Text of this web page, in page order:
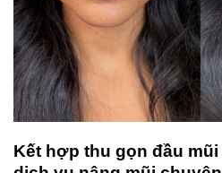
Kết hợp thu gọn đầu